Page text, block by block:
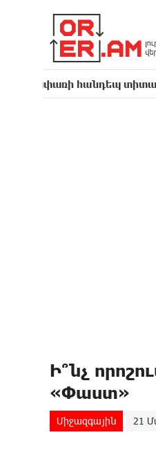
տիտանական
Ի՞նչ
«Փաստ»
Միջազգային 21